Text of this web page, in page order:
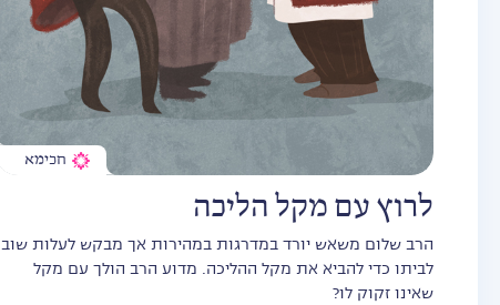
חכימא
לרוץ עם מקל הליכה
הרב שלום משאש יורד במדרגות במהירות אך מבקש לעלות שוב
לביתו כדי להביא את מקל ההליכה. מדוע הרב הולך עם מקל
שאינו זקוק לו?